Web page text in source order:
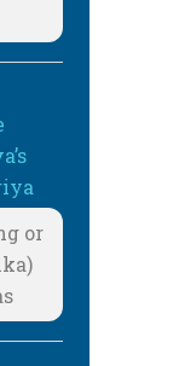
or